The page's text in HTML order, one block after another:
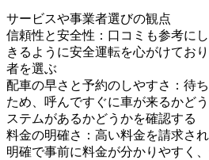
サービスや事業者選びの観点
信頼性と安全性：口コミも参考に
きるように安全運転を心がけてお
者を選ぶ
配車の早さと予約のしやすさ：待
ため、呼んですぐに車が来るかど
ステムがあるかどうかを確認する
料金の明確さ：高い料金を請求さ
明確で事前に料金が分かりやすく